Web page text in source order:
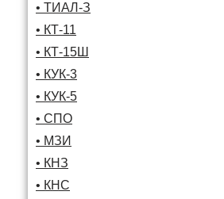
• ТИАЛ-З
• КТ-11
• КТ-15Ш
• КУК-3
• КУК-5
• СПО
• МЗИ
• КНЗ
• КНС